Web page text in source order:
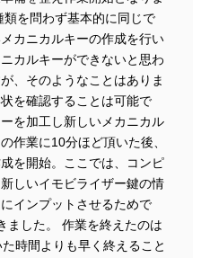
を問わず基本的に同じで
カニカルキーの作成を行い
カルキーができないと思わ
、そのようなことはありま
を確認することは可能で
を加工し新しいメカニカル
作業に10分ほど頂いた後、
を開始。ここでは、コンピ
しいイモビライザー鍵の情
インプットさせるためで
ました。 作業を終えたのは
時間よりも早く終えること